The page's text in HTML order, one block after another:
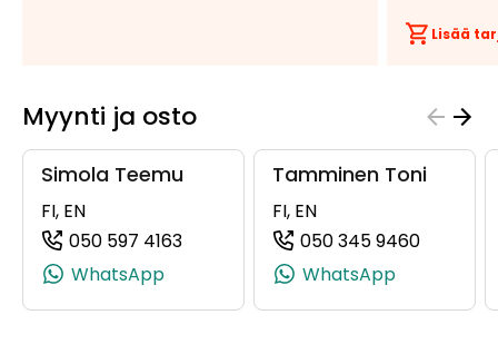
huutokaupat.com
Lisää
Myynti ja osto
Simola Teemu
FI, EN
050 597 4163
(+358505974163, 0505974163,
WhatsApp
Tamminen Toni
FI, EN
050 345 9460
WhatsApp